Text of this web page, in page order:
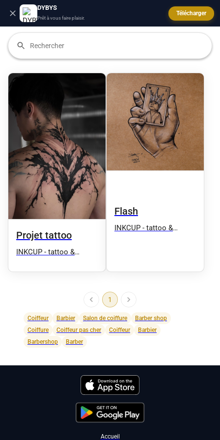
DYBYS
Prêt à vous faire plaisir.
Télécharger
Projet tattoo
INKCUP - tattoo &
Flash
INKCUP - tattoo &
1
Coiffeur Barbier Salon de coiffure
Barber shop
Coiffure
Coiffeur pas cher Coiffeur
Barbier
Barbershop
Barber
Accueil